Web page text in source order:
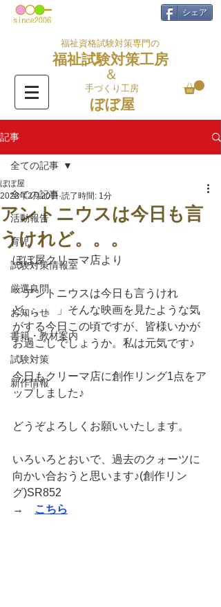
シェア
福祉資格試験対策専門の
福祉試験対策工房
＆
手づくり工房
ぼぼ屋
記事
全ての記事
活動報告
育児
試験対策情報室
厳選良問
お知らせ
書籍・教材案内
試験対策
新作情報
全ての記事
アントニウスは今日も言
うけれど。。。
ぼぼ屋
2023年2月20日 読了時間: 1分
ぼぼ屋クリーマ店より
「アントニウスは今日も言うけれ
ど。。。」そんな映画を見たような気
がする今日この頃ですが、皆様いかが
お過ごしでしょうか。私は元気です♪
今日もクリーマ店に創作リング1点をア
ップしました♪
どうぞよろしくお願いいたします。
いろいろとおいで、過去のクォーツに
向かい合おうと思います♪(創作リン
グ)SR852
→
こちら